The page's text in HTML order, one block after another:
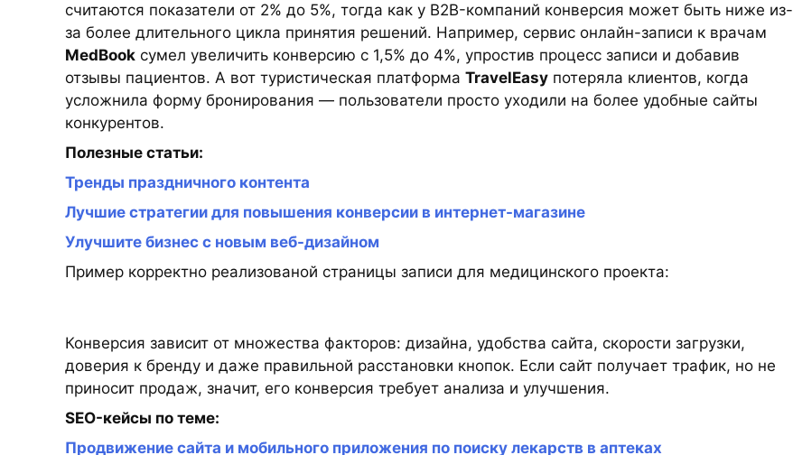
считаются показатели от 2% до 5%, тогда как у B2B-компаний конверсия может быть ниже из-
за более длительного цикла принятия решений. Например, сервис онлайн-записи к врачам
MedBook сумел увеличить конверсию с 1,5% до 4%, упростив процесс записи и добавив
отзывы пациентов. А вот туристическая платформа TravelEasy потеряла клиентов, когда
усложнила форму бронирования — пользователи просто уходили на более удобные сайты
конкурентов.
Полезные статьи:
Тренды праздничного контента
Лучшие стратегии для повышения конверсии в интернет-магазине
Улучшите бизнес с новым веб-дизайном
Пример корректно реализованой страницы записи для медицинского проекта:
Конверсия зависит от множества факторов: дизайна, удобства сайта, скорости загрузки,
доверия к бренду и даже правильной расстановки кнопок. Если сайт получает трафик, но не
приносит продаж, значит, его конверсия требует анализа и улучшения.
SEO-кейсы по теме:
Продвижение сайта и мобильного приложения по поиску лекарств в аптеках